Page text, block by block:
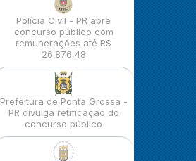
Polícia Civil - PR abre
concurso público com
remunerações até R$
26.876,48
Prefeitura de Ponta Grossa -
PR divulga retificação do
concurso público